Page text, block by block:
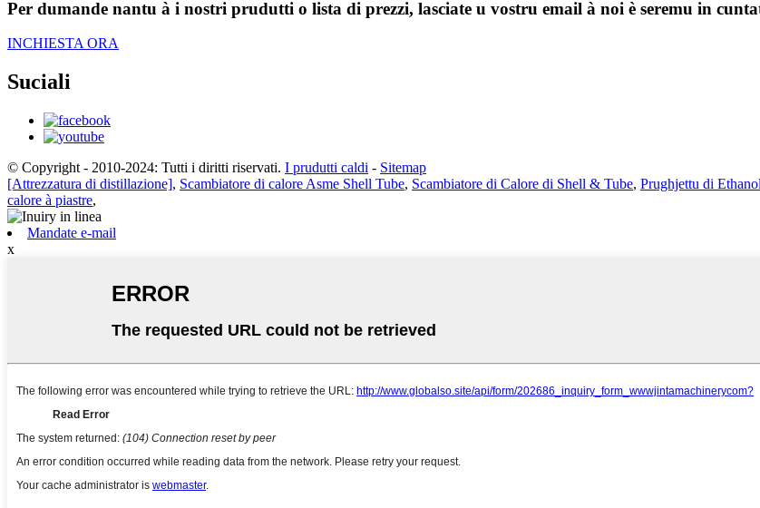
Per dumande nantu à i nostri prudutti o lista di prezzi, lasciate u vostru email à noi è seremu in
INCHIESTA ORA
Suciali
© Copyright - 2010-2024: Tutti i diritti riservati. I prudutti caldi - Sitemap
[Attrezzatura di distillazione], Scambiatore di calore Asme Shell Tube, Scambiatore di Calore di Shell & Tube, Prughjettu di
calore à piastre,
Mandate e-mail
x